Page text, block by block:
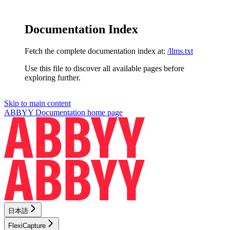
Documentation Index
Fetch the complete documentation index at: /llms.txt
Use this file to discover all available pages before
exploring further.
Skip to main content
ABBYY Documentation home page
日本語
FlexiCapture